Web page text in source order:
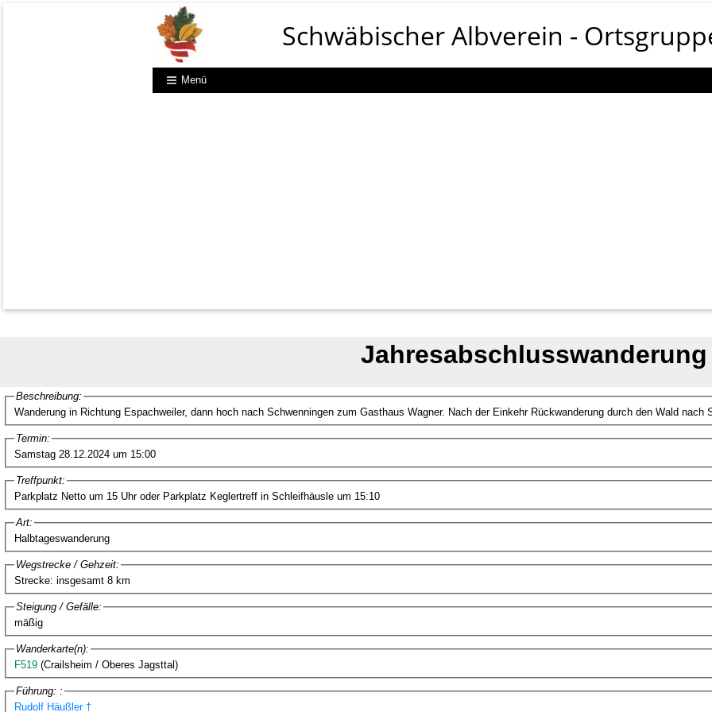
Schwäbischer Albverein
Menü
Jahresabschlusswanderung
Beschreibung:
Wanderung in Richtung Espachweiler, dann hoch nach Schwenningen zum
Termin:
Samstag 28.12.2024 um 15:00
Treffpunkt:
Parkplatz Netto um 15 Uhr oder Parkplatz Keglertreff in Schleifhäusle um 15:10
Art:
Halbtageswanderung
Wegstrecke / Gehzeit:
Strecke: insgesamt 8 km
Steigung / Gefälle:
mäßig
Wanderkarte(n):
F519(Crailsheim / Oberes Jagsttal)
Führung: :
Rudolf Häußler †